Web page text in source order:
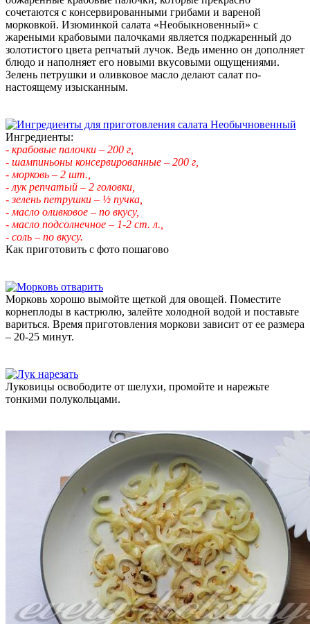
сочетаются с консервированными грибами и вареной
морковкой. Изюминкой салата «Необыкновенный» с
жареными крабовыми палочками является поджаренный до
золотистого цвета репчатый лучок. Ведь именно он дополняет
блюдо и наполняет его новыми вкусовыми ощущениями.
Зелень петрушки и оливковое масло делают салат по-
настоящему изысканным.
Ингредиенты:
- крабовые палочки – 200 г,
- шампиньоны консервированные – 200 г,
- морковь – 2 шт.,
- лук репчатый – 2 головки,
- зелень петрушки – ½ пучка,
- масло оливковое – по вкусу,
- масло подсолнечное – 1-2 ст. л.,
- соль – по вкусу.
Как приготовить с фото пошагово
Морковь хорошо вымойте щеткой для овощей. Поместите
корнеплоды в кастрюлю, залейте холодной водой и поставьте
вариться. Время приготовления моркови зависит от ее размера
– 20-25 минут.
Луковицы освободите от шелухи, промойте и нарежьте
тонкими полукольцами.